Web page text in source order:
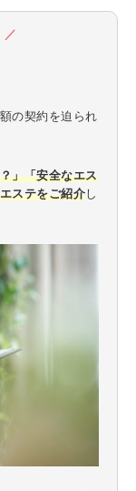
／
の契約を迫られ
」「安全なエス
ステをご紹介 し